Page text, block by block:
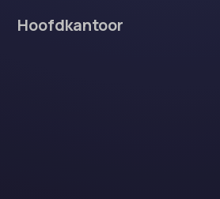
Hoofdkantoor